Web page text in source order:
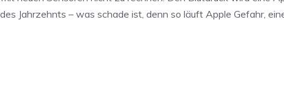
Jahrzehnts – was schade ist, denn so läuft Apple Gefahr,